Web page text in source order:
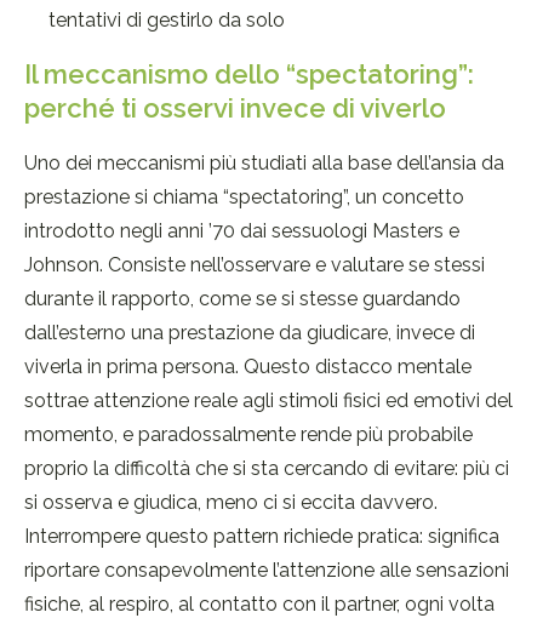
tentativi di gestirlo da solo
Il meccanismo dello “spectatoring”:
perché ti osservi invece di viverlo
Uno dei meccanismi più studiati alla base dell’ansia da
prestazione si chiama “spectatoring”, un concetto
introdotto negli anni ’70 dai sessuologi Masters e
Johnson. Consiste nell’osservare e valutare se stessi
durante il rapporto, come se si stesse guardando
dall’esterno una prestazione da giudicare, invece di
viverla in prima persona. Questo distacco mentale
sottrae attenzione reale agli stimoli fisici ed emotivi del
momento, e paradossalmente rende più probabile
proprio la difficoltà che si sta cercando di evitare: più ci
si osserva e giudica, meno ci si eccita davvero.
Interrompere questo pattern richiede pratica: significa
riportare consapevolmente l’attenzione alle sensazioni
fisiche, al respiro, al contatto con il partner, ogni volta